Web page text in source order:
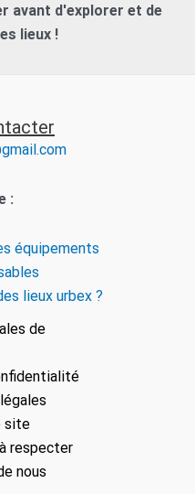
avant d'explorer et de
lieux !
:
équipements
lieux urbex ?
de
site
respecter
nous